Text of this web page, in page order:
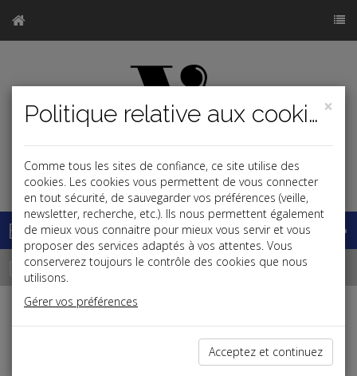
Base documentaire
Dépêches
×
Politique relative aux cookies
Comme tous les sites de confiance, ce site utilise des
cookies. Les cookies vous permettent de vous connecter
en tout sécurité, de sauvegarder vos préférences (veille,
newsletter, recherche, etc.). Ils nous permettent également
de mieux vous connaitre pour mieux vous servir et vous
proposer des services adaptés à vos attentes. Vous
conserverez toujours le contrôle des cookies que nous
utilisons.
Gérer vos préférences
Acceptez et continuez